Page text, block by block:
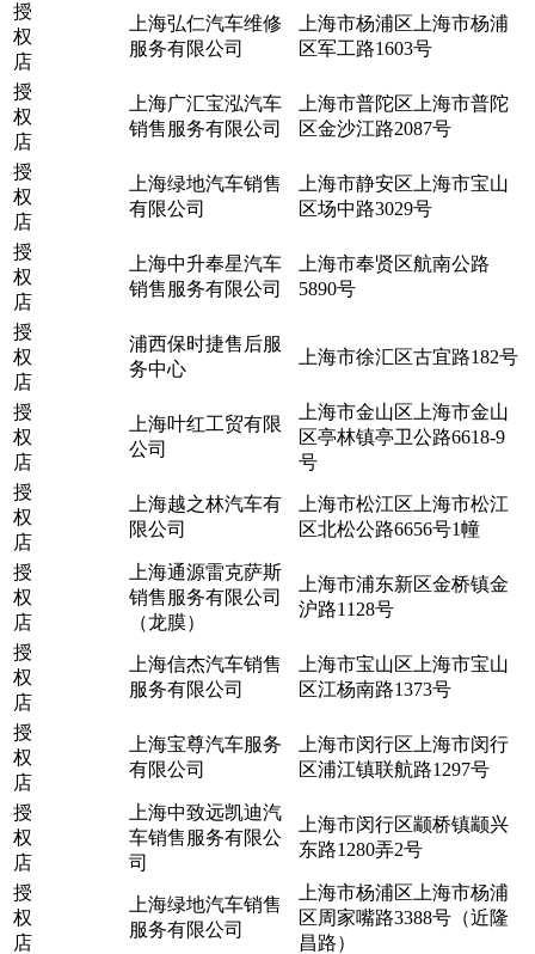
授
权
店
上海弘仁汽车维修
服务有限公司
上海市杨浦区上海市杨浦
区军工路1603号
授
权
店
上海广汇宝泓汽车
销售服务有限公司
上海市普陀区上海市普陀
区金沙江路2087号
授
权
店
上海绿地汽车销售
有限公司
上海市静安区上海市宝山
区场中路3029号
授
权
店
上海中升奉星汽车
销售服务有限公司
上海市奉贤区航南公路
5890号
授
权
店
浦西保时捷售后服
务中心
上海市徐汇区古宜路182号
授
权
店
上海叶红工贸有限
公司
上海市金山区上海市金山
区亭林镇亭卫公路6618-9
号
授
权
店
上海越之林汽车有
限公司
上海市松江区上海市松江
区北松公路6656号1幢
授
权
店
上海通源雷克萨斯
销售服务有限公司
（龙膜）
上海市浦东新区金桥镇金
沪路1128号
授
权
店
上海信杰汽车销售
服务有限公司
上海市宝山区上海市宝山
区江杨南路1373号
授
权
店
上海宝尊汽车服务
有限公司
上海市闵行区上海市闵行
区浦江镇联航路1297号
授
权
店
上海中致远凯迪汽
车销售服务有限公
司
上海市闵行区颛桥镇颛兴
东路1280弄2号
授
权
店
上海绿地汽车销售
服务有限公司
上海市杨浦区上海市杨浦
区周家嘴路3388号（近隆
昌路）